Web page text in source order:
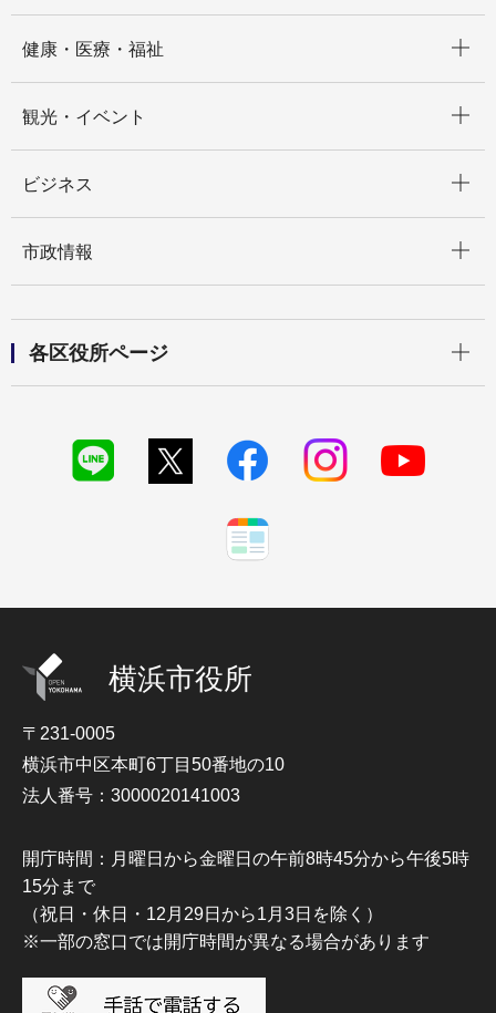
健康・医療・福祉
観光・イベント
ビジネス
市政情報
各区役所ページ
横浜市役所
〒231-0005
横浜市中区本町6丁目50番地の10
法人番号：3000020141003
開庁時間：月曜日から金曜日の午前8時45分から午後5時
15分まで
（祝日・休日・12月29日から1月3日を除く）
※一部の窓口では開庁時間が異なる場合があります